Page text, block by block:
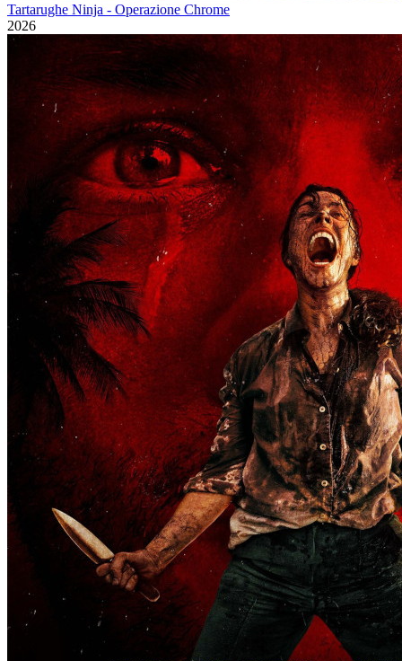
Tartarughe Ninja - Operazione Chrome
2026